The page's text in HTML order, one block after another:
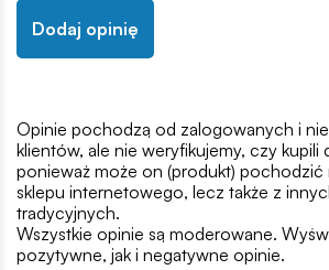
Dodaj opinię
Opinie pochodzą od zalogowanych i
klientów, ale nie weryfikujemy, czy kupili
ponieważ może on (produkt) pochodzić
sklepu internetowego, lecz także z
tradycyjnych.
Wszystkie opinie są moderowane.
pozytywne, jak i negatywne opinie.